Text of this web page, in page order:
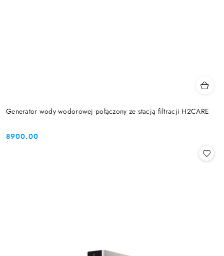
Generator wody wodorowej połączony ze stacją filtracji H2CARE
Cena:
8900.00